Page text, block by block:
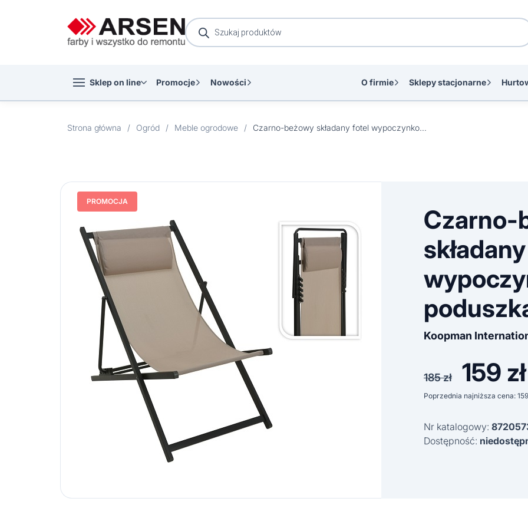
Wyszukiwarka
produktów
Sklep on line Promocje Nowości O firmie Sklepy stacjonarne
Strona główna / Ogród / Meble ogrodowe / Czarno-beżowy składany fotel wypoczynkowy z poduszką
PROMOCJA
Czarno-
Koopman
185zł
Pierwotna
cena
185 zł.
159 zł
Poprzednia najniższa cena: 159
Nr katalogowy:
Dostępność: